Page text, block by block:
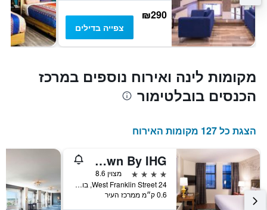
₪290
צפייה בדילים
מקומות לינה ואירוח נוספים במרכז
הכנסים בובלטימור
הצגת כל 127 מקומות האירוח
Hotel Indigo Baltimore Downtown By IHG
4 כוכבים
מצוין 8.6
24 West Franklin Street, בולטימור, MD, ארצות הברית
0.6 ק״מ ממרכז העיר